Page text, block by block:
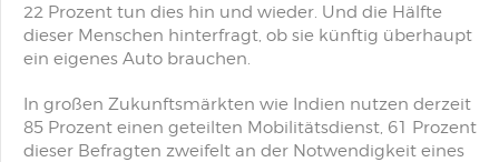
22 Prozent tun dies hin und wieder. Und die Hälfte
dieser Menschen hinterfragt, ob sie künftig überhaupt
ein eigenes Auto brauchen.
In großen Zukunftsmärkten wie Indien nutzen derzeit
85 Prozent einen geteilten Mobilitätsdienst, 61 Prozent
dieser Befragten zweifelt an der Notwendigkeit eines